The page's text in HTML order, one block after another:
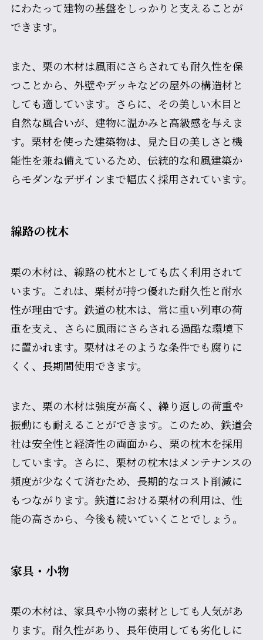
にわたって建物の基盤をしっかりと支えることが
できます。
また、栗の木材は風雨にさらされても耐久性を保
つことから、外壁やデッキなどの屋外の構造材と
しても適しています。さらに、その美しい木目と
自然な風合いが、建物に温かみと高級感を与えま
す。栗材を使った建築物は、見た目の美しさと機
能性を兼ね備えているため、伝統的な和風建築か
らモダンなデザインまで幅広く採用されています。
線路の枕木
栗の木材は、線路の枕木としても広く利用されて
います。これは、栗材が持つ優れた耐久性と耐水
性が理由です。鉄道の枕木は、常に重い列車の荷
重を支え、さらに風雨にさらされる過酷な環境下
に置かれます。栗材はそのような条件でも腐りに
くく、長期間使用できます。
また、栗の木材は強度が高く、繰り返しの荷重や
振動にも耐えることができます。このため、鉄道会
社は安全性と経済性の両面から、栗の枕木を採用
しています。さらに、栗材の枕木はメンテナンスの
頻度が少なくて済むため、長期的なコスト削減に
もつながります。鉄道における栗材の利用は、性
能の高さから、今後も続いていくことでしょう。
家具・小物
栗の木材は、家具や小物の素材としても人気があ
ります。耐久性があり、長年使用しても劣化しに